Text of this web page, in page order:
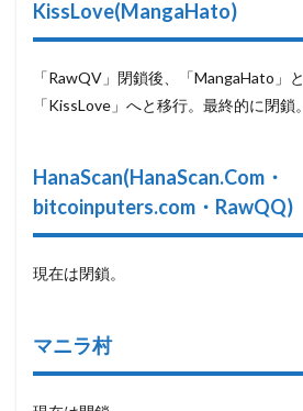
KissLove(MangaHato)
「RawQV」閉鎖後、「MangaHato」
「KissLove」へと移行。最終的に閉鎖。
HanaScan(HanaScan.Com・
bitcoinputers.com・RawQQ)
現在は閉鎖。
マニラ村